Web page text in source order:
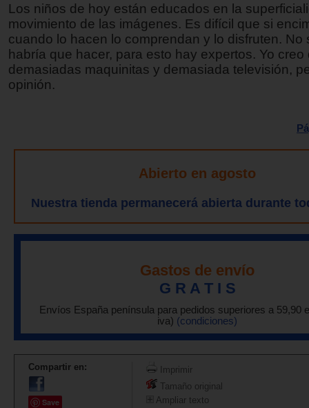
Los niños de hoy están educados en la
movimiento de las imágenes. Es difícil que si
cuando lo hacen lo comprendan y lo disfruten. No
habría que hacer, para esto hay expertos. Yo creo
demasiadas maquinitas y demasiada televisión,
opinión.
Abierto en agosto
Nuestra tienda permanecerá abierta durante
Gastos de envío
G R A T I S
Envíos España península para pedidos superiores a 59,90
iva) (condiciones)
Compartir en:
Save
Imprimir
Tamaño original
Ampliar texto